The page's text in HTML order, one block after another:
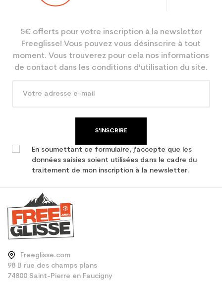
5€ offerts pour votre inscription à la newsletter
Freeglisse! Vous pouvez vous désinscrire à tout
moment. Vous trouverez pour cela nos informations
de contact dans les conditions d'utilisation du site.
S'INSCRIRE
En soumettant ce formulaire, j'accepte que les
données saisies soient utilisées dans le cadre du
traitement de mon inscription à la newsletter.
Freeglisse.com
98 B rue des champs plans
74800 Saint-Pierre en Faucigny